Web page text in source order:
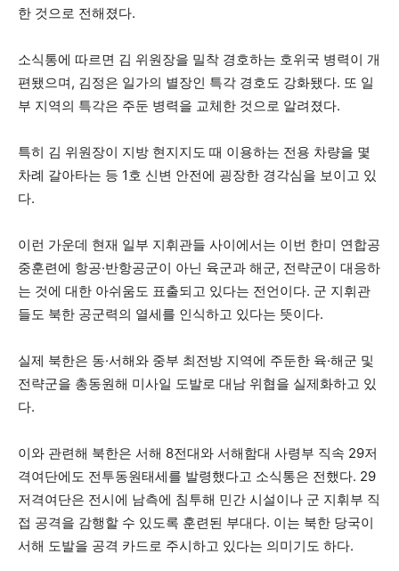
한 것으로 전해졌다.
소식통에 따르면 김 위원장을 밀착 경호하는 호위국 병력이 개
편됐으며, 김정은 일가의 별장인 특각 경호도 강화됐다. 또 일
부 지역의 특각은 주둔 병력을 교체한 것으로 알려졌다.
특히 김 위원장이 지방 현지지도 때 이용하는 전용 차량을 몇
차례 갈아타는 등 1호 신변 안전에 굉장한 경각심을 보이고 있
다.
이런 가운데 현재 일부 지휘관들 사이에서는 이번 한미 연합공
중훈련에 항공·반항공군이 아닌 육군과 해군, 전략군이 대응하
는 것에 대한 아쉬움도 표출되고 있다는 전언이다. 군 지휘관
들도 북한 공군력의 열세를 인식하고 있다는 뜻이다.
실제 북한은 동·서해와 중부 최전방 지역에 주둔한 육·해군 및
전략군을 총동원해 미사일 도발로 대남 위협을 실제화하고 있
다.
이와 관련해 북한은 서해 8전대와 서해함대 사령부 직속 29저
격여단에도 전투동원태세를 발령했다고 소식통은 전했다. 29
저격여단은 전시에 남측에 침투해 민간 시설이나 군 지휘부 직
접 공격을 감행할 수 있도록 훈련된 부대다. 이는 북한 당국이
서해 도발을 공격 카드로 주시하고 있다는 의미기도 하다.